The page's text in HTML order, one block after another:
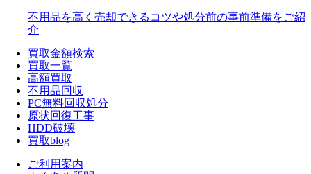
不用品を高く売却できるコツや処分前の事前準備をご紹
介
買取金額検索
買取一覧
高額買取
不用品回収
PC無料回収処分
原状回復工事
HDD破壊
買取blog
ご利用案内